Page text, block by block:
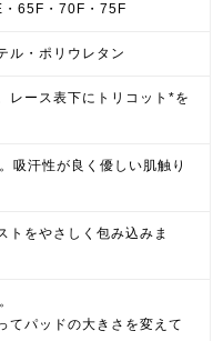
65F・70F・75F
ル・ポリウレタン
レース表下にトリコット*を
吸汗性が良く優しい肌触り
トをやさしく包み込みま
てパッドの大きさを変えて